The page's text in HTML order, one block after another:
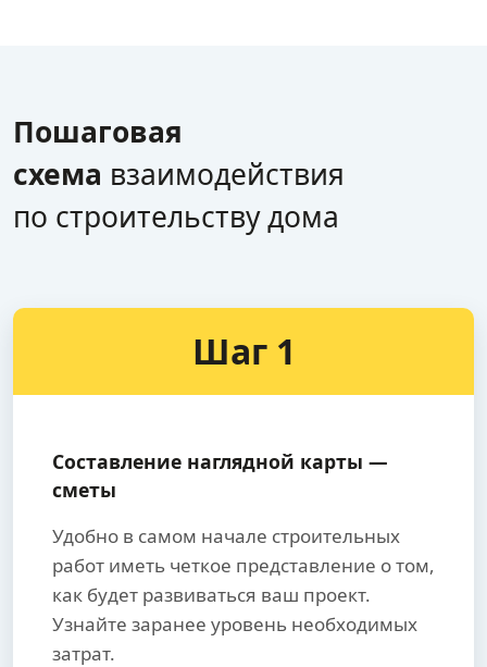
Пошаговая
схема взаимодействия
по строительству дома
Шаг 1
Составление наглядной карты —
сметы
Удобно в самом начале строительных
работ иметь четкое представление о том,
как будет развиваться ваш проект.
Узнайте заранее уровень необходимых
затрат.